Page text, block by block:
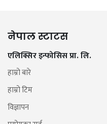
नेपाल स्टाटस
एलिक्सिर इन्फोसिस प्रा. लि.
हाम्रो बारे
हाम्रो टिम
विज्ञापन